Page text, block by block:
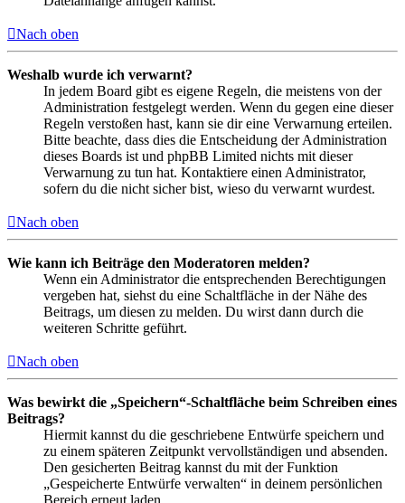
Nach oben
Weshalb wurde ich verwarnt?
In jedem Board gibt es eigene Regeln, die meistens von der
Administration festgelegt werden. Wenn du gegen eine dieser
Regeln verstoßen hast, kann sie dir eine Verwarnung erteilen.
Bitte beachte, dass dies die Entscheidung der Administration
dieses Boards ist und phpBB Limited nichts mit dieser
Verwarnung zu tun hat. Kontaktiere einen Administrator,
sofern du die nicht sicher bist, wieso du verwarnt wurdest.
Nach oben
Wie kann ich Beiträge den Moderatoren melden?
Wenn ein Administrator die entsprechenden Berechtigungen
vergeben hat, siehst du eine Schaltfläche in der Nähe des
Beitrags, um diesen zu melden. Du wirst dann durch die
weiteren Schritte geführt.
Nach oben
Was bewirkt die „Speichern“-Schaltfläche beim Schreiben eines
Beitrags?
Hiermit kannst du die geschriebene Entwürfe speichern und
zu einem späteren Zeitpunkt vervollständigen und absenden.
Den gesicherten Beitrag kannst du mit der Funktion
„Gespeicherte Entwürfe verwalten“ in deinem persönlichen
Bereich erneut laden.